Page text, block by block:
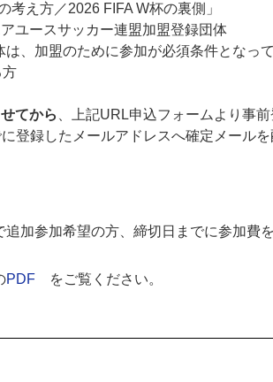
え方／2026 FIFA W杯の裏側」
ースサッカー連盟加盟登録団体
ために参加が必須条件となって
てから
、上記URL申込フォームより事
メールアドレスへ確定メールを配
望の方、締切日までに参加費をお
PDF をご覧ください。